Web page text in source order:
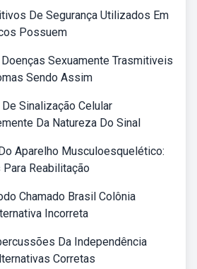
De Segurança Utilizados Em
Possuem
Sexuamente Trasmitiveis
Sendo Assim
Sinalização Celular
Da Natureza Do Sinal
Aparelho Musculoesquelético:
Para Reabilitação
Chamado Brasil Colônia
Incorreta
Da Independência
Corretas